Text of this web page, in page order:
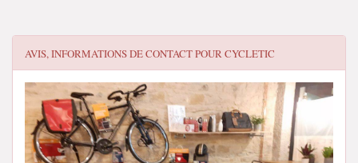
AVIS, INFORMATIONS DE CONTACT POURCYCLETIC